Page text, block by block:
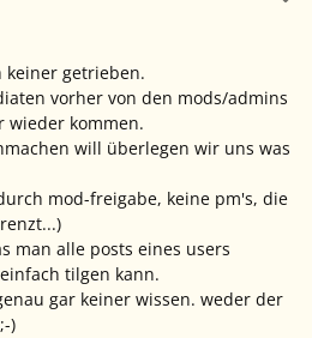
keiner getrieben.
vorher von den mods/admins
wieder kommen.
will überlegen wir uns was
mod-freigabe, keine pm's, die
man alle posts eines users
tilgen kann.
gar keiner wissen. weder der
)